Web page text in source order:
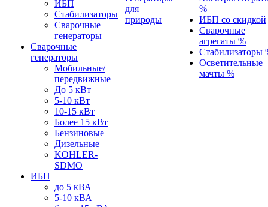
ИБП
Стабилизаторы
Сварочные
генераторы
Сварочные
генераторы
Мобильные/
передвижные
До 5 кВт
5-10 кВт
10-15 кВт
Более 15 кВт
Бензиновые
Дизельные
KOHLER-
SDMO
ИБП
до 5 кВА
5-10 кВА
для
природы
%
ИБП со скидкой
Сварочные
агрегаты %
Стабилизаторы
Осветительные
мачты %